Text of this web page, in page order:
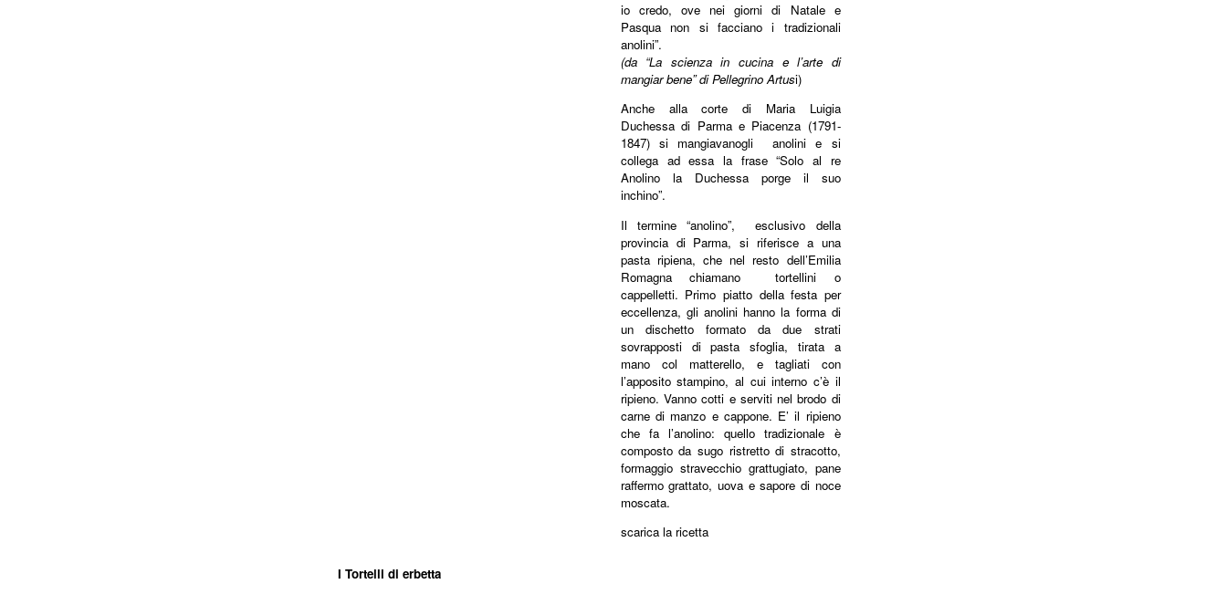
io credo, ove nei giorni di Natale e
Pasqua non si facciano i tradizionali
anolini”.
(da “La scienza in cucina e l’arte di
mangiar bene” di Pellegrino Artusi)
Anche alla corte di Maria Luigia
Duchessa di Parma e Piacenza (1791-
1847) si mangiavanogli anolini e si
collega ad essa la frase “Solo al re
Anolino la Duchessa porge il suo
inchino”.
Il termine “anolino”, esclusivo della
provincia di Parma, si riferisce a una
pasta ripiena, che nel resto dell’Emilia
Romagna chiamano tortellini o
cappelletti. Primo piatto della festa per
eccellenza, gli anolini hanno la forma di
un dischetto formato da due strati
sovrapposti di pasta sfoglia, tirata a
mano col matterello, e tagliati con
l’apposito stampino, al cui interno c’è il
ripieno. Vanno cotti e serviti nel brodo di
carne di manzo e cappone. E’ il ripieno
che fa l’anolino: quello tradizionale è
composto da sugo ristretto di stracotto,
formaggio stravecchio grattugiato, pane
raffermo grattato, uova e sapore di noce
moscata.
scarica la ricetta
I Tortelli di erbetta